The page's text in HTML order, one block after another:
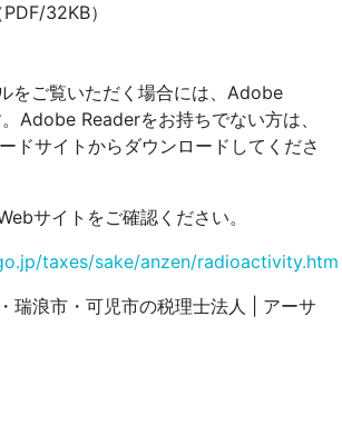
32KB）
をご覧いただく場合には、Adobe
Adobe Readerをお持ちでない方は、
ドサイトからダウンロードしてくださ
サイトをご確認ください。
taxes/sake/anzen/radioactivity.htm
瑞浪市・可児市の税理士法人 | アーサ